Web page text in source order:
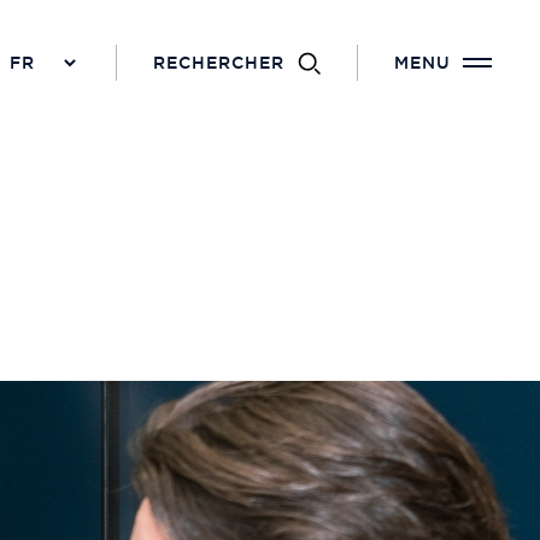
RECHERCHER MENU